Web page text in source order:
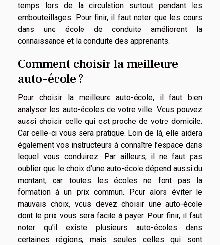
temps lors de la circulation surtout pendant les
embouteillages. Pour finir, il faut noter que les cours
dans une école de conduite améliorent la
connaissance et la conduite des apprenants.
Comment choisir la meilleure
auto-école ?
Pour choisir la meilleure auto-école, il faut bien
analyser les auto-écoles de votre ville. Vous pouvez
aussi choisir celle qui est proche de votre domicile.
Car celle-ci vous sera pratique. Loin de là, elle aidera
également vos instructeurs à connaître l’espace dans
lequel vous conduirez. Par ailleurs, il ne faut pas
oublier que le choix d’une auto-école dépend aussi du
montant, car toutes les écoles ne font pas la
formation à un prix commun. Pour alors éviter le
mauvais choix, vous devez choisir une auto-école
dont le prix vous sera facile à payer. Pour finir, il faut
noter qu’il existe plusieurs auto-écoles dans
certaines régions, mais seules celles qui sont